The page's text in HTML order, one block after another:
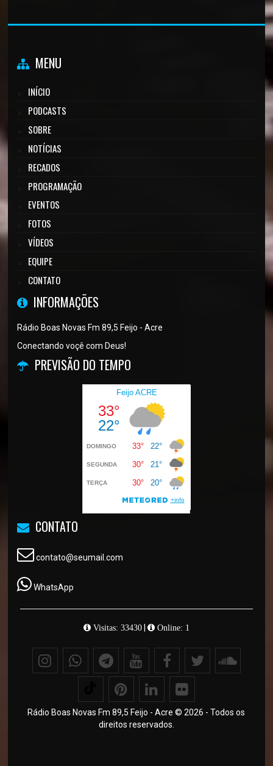
MENU
INÍCIO
PODCASTS
SOBRE
NOTÍCIAS
RECADOS
PROGRAMAÇÃO
EVENTOS
FOTOS
VÍDEOS
EQUIPE
CONTATO
INFORMAÇÕES
Rádio Boas Novas Fm 89,5 Feijo - Acre
Conectando voçê com Deus!
PREVISÃO DO TEMPO
CONTATO
contato@seumail.com
WhatsApp
Visitas: 33430| Online: 1
Rádio Boas Novas Fm 89,5 Feijo - Acre © 2026 - Todos os
direitos reservados.